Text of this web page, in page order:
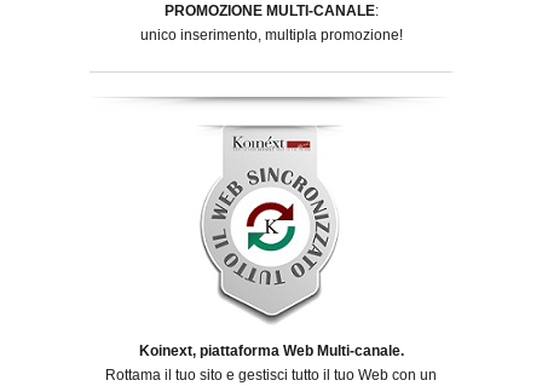
PROMOZIONE MULTI-CANALE:
unico inserimento, multipla promozione!
Koinext, piattaforma Web Multi-canale.
Rottama il tuo sito e gestisci tutto il tuo Web con un